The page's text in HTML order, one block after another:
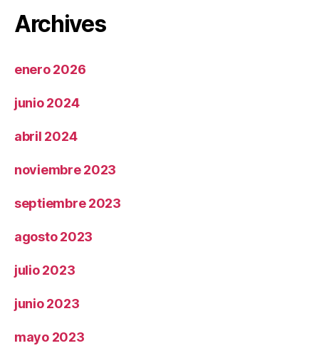
Archives
enero 2026
junio 2024
abril 2024
noviembre 2023
septiembre 2023
agosto 2023
julio 2023
junio 2023
mayo 2023